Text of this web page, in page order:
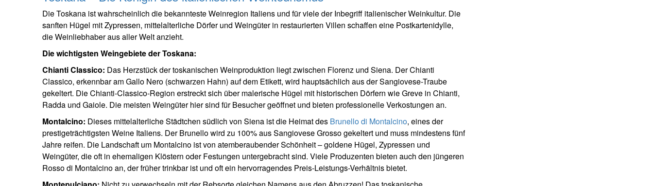
Die Toskana ist wahrscheinlich die bekannteste Weinregion Italiens und für viele der Inbegriff italienischer Weinkultur. Die
sanften Hügel mit Zypressen, mittelalterliche Dörfer und Weingüter in restaurierten Villen schaffen eine Postkartenidylle,
die Weinliebhaber aus aller Welt anzieht.
Die wichtigsten Weingebiete der Toskana:
Chianti Classico: Das Herzstück der toskanischen Weinproduktion liegt zwischen Florenz und Siena. Der Chianti
Classico, erkennbar am Gallo Nero (schwarzen Hahn) auf dem Etikett, wird hauptsächlich aus der Sangiovese-Traube
gekeltert. Die Chianti-Classico-Region erstreckt sich über malerische Hügel mit historischen Dörfern wie Greve in Chianti,
Radda und Gaiole. Die meisten Weingüter hier sind für Besucher geöffnet und bieten professionelle Verkostungen an.
Montalcino: Dieses mittelalterliche Städtchen südlich von Siena ist die Heimat des Brunello di Montalcino, eines der
prestigeträchtigsten Weine Italiens. Der Brunello wird zu 100% aus Sangiovese Grosso gekeltert und muss mindestens fünf
Jahre reifen. Die Landschaft um Montalcino ist von atemberaubender Schönheit – goldene Hügel, Zypressen und
Weingüter, die oft in ehemaligen Klöstern oder Festungen untergebracht sind. Viele Produzenten bieten auch den jüngeren
Rosso di Montalcino an, der früher trinkbar ist und oft ein hervorragendes Preis-Leistungs-Verhältnis bietet.